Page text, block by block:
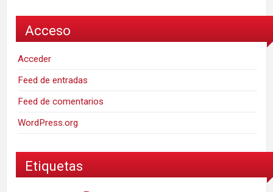
Acceso
Acceder
Feed de entradas
Feed de comentarios
WordPress.org
Etiquetas